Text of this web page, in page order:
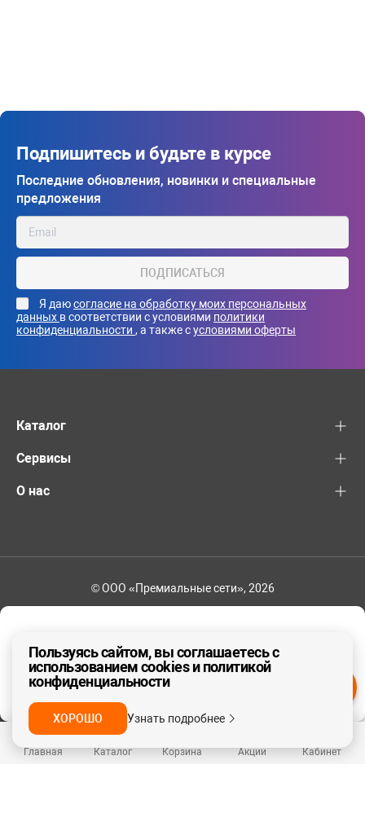
Главная Каталог Корзина Акции Кабинет
ДА, ВЕРНО
Подпишитесь и будьте в курсе
Последние обновления, новинки и специальные
предложения
ПОДПИСАТЬСЯ
Я даюсогласие на обработку моих персональных
данных в соответствии с условиями политики
конфиденциальности , а также сусловиями оферты
Каталог
Сервисы
О нас
© ООО «Премиальные сети», 2026
Пользуясь сайтом, вы соглашаетесь с
использованием cookies и политикой
конфиденциальности
ХОРОШО Узнать подробнее